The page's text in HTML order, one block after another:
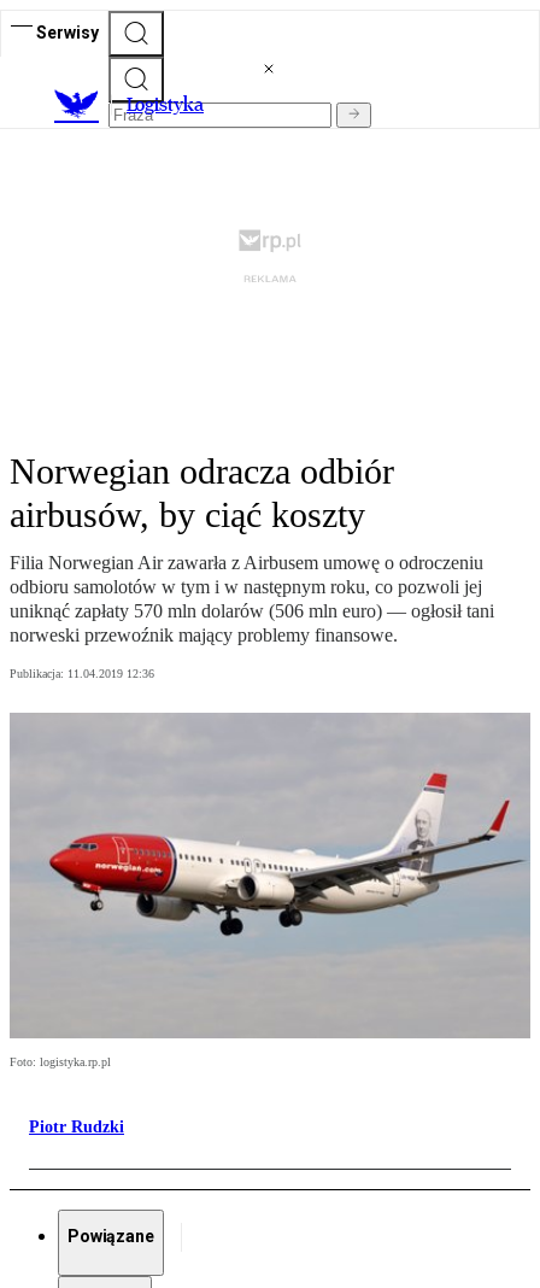
Serwisy
Logistyka
Norwegian odracza odbiór
airbusów, by ciąć koszty
Filia Norwegian Air zawarła z Airbusem umowę o odroczeniu
odbioru samolotów w tym i w następnym roku, co pozwoli jej
uniknąć zapłaty 570 mln dolarów (506 mln euro) — ogłosił tani
norweski przewoźnik mający problemy finansowe.
Publikacja: 11.04.2019 12:36
Foto: logistyka.rp.pl
Piotr Rudzki
Powiązane